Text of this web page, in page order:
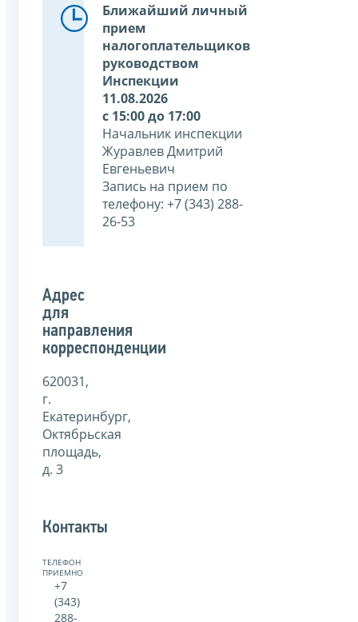
Ближайший личный
прием
налогоплательщиков
руководством
Инспекции
11.08.2026
с 15:00 до 17:00
Начальник инспекции
Журавлев Дмитрий
Евгеньевич
Запись на прием по
телефону: +7 (343) 288-
26-53
Адрес
для
направления
корреспонденции
620031,
г.
Екатеринбург,
Октябрьская
площадь,
д. 3
Контакты
ТЕЛЕФОН
ПРИЕМНОЙ:
+7
(343)
288-